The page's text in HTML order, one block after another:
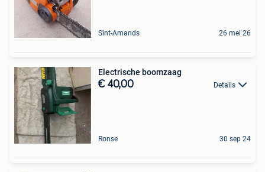
Sint-Amands 26 mei 26
Electrische boomzaag
€ 40,00 Details
Ronse 30 sep 24